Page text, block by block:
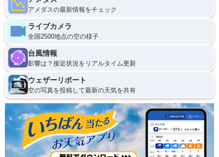
アメダスの最新情報をチェック
ライブカメラ
全国2500地点の空の様子
台風情報
影響は？接近状況をリアルタイム更新
ウェザーリポート
空の写真を投稿して最新の天気を共有